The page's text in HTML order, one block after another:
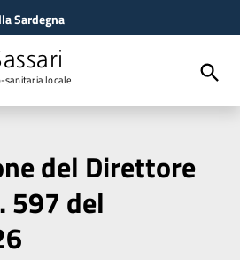
Sardegna
sanitaria locale
del Direttore
597 del